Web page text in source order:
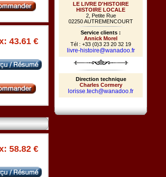
43.61 €
58.82 €
LE LIVRE D'HISTOIRE
HISTOIRE LOCALE
2, Petite Rue
02250 AUTREMENCOURT
Service clients :
Annick Morel
Tél : +33 (0)3 23 20 32 19
livre-histoire@wanadoo.fr
Direction technique
Charles Cormery
lorisse.tech@wanadoo.fr